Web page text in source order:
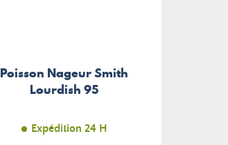
Poisson Nageur Smith
Lourdish 95
Expédition 24 H